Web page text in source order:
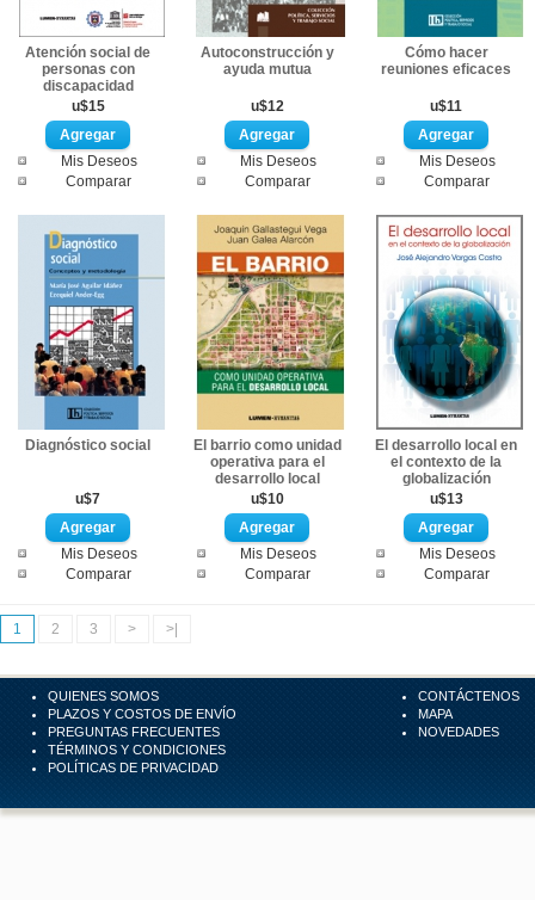
Atención social de
personas con
discapacidad
u$15
Mis Deseos
Comparar
Autoconstrucción y
ayuda mutua
u$12
Mis Deseos
Comparar
Cómo hacer
reuniones eficaces
u$11
Mis Deseos
Comparar
Diagnóstico social
u$7
Mis Deseos
Comparar
El barrio como unidad
operativa para el
desarrollo local
u$10
Mis Deseos
Comparar
El desarrollo local en
el contexto de la
globalización
u$13
Mis Deseos
Comparar
1 2 3 > >|
QUIENES SOMOS
PLAZOS Y COSTOS DE ENVÍO
PREGUNTAS FRECUENTES
TÉRMINOS Y CONDICIONES
POLÍTICAS DE PRIVACIDAD
CONTÁCTENOS
MAPA
NOVEDADES